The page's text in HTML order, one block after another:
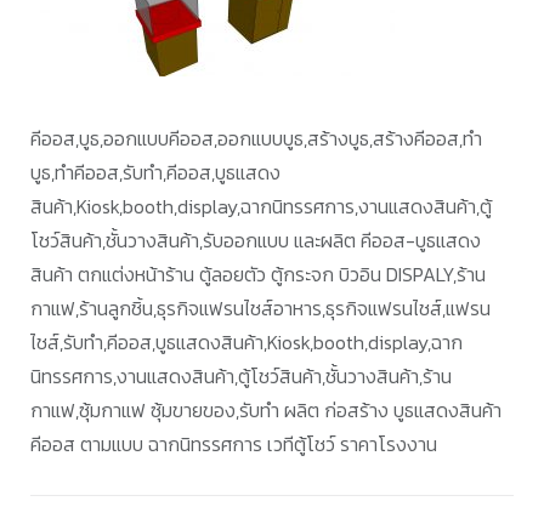
คีออส,บูธ,ออกแบบคีออส,ออกแบบบูธ,สร้างบูธ,สร้างคีออส,ทำ
บูธ,ทำคีออส,รับทำ,คีออส,บูธแสดง
สินค้า,Kiosk,booth,display,ฉากนิทรรศการ,งานแสดงสินค้า,ตู้
โชว์สินค้า,ชั้นวางสินค้า,รับออกแบบ และผลิต คีออส-บูธแสดง
สินค้า ตกแต่งหน้าร้าน ตู้ลอยตัว ตู้กระจก บิวอิน DISPALY,ร้าน
กาแฟ,ร้านลูกชิ้น,ธุรกิจแฟรนไชส์อาหาร,ธุรกิจแฟรนไชส์,แฟรน
ไชส์,รับทำ,คีออส,บูธแสดงสินค้า,Kiosk,booth,display,ฉาก
นิทรรศการ,งานแสดงสินค้า,ตู้โชว์สินค้า,ชั้นวางสินค้า,ร้าน
กาแฟ,ซุ้มกาแฟ ซุ้มขายของ,รับทำ ผลิต ก่อสร้าง บูธแสดงสินค้า
คีออส ตามแบบ ฉากนิทรรศการ เวทีตู้โชว์ ราคาโรงงาน